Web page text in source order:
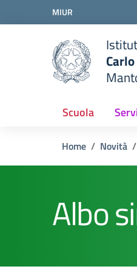
Vai ai contenuti
Vai al menu di navigazione
Vai al footer
MIUR
Scuola
Home Novità
Albo